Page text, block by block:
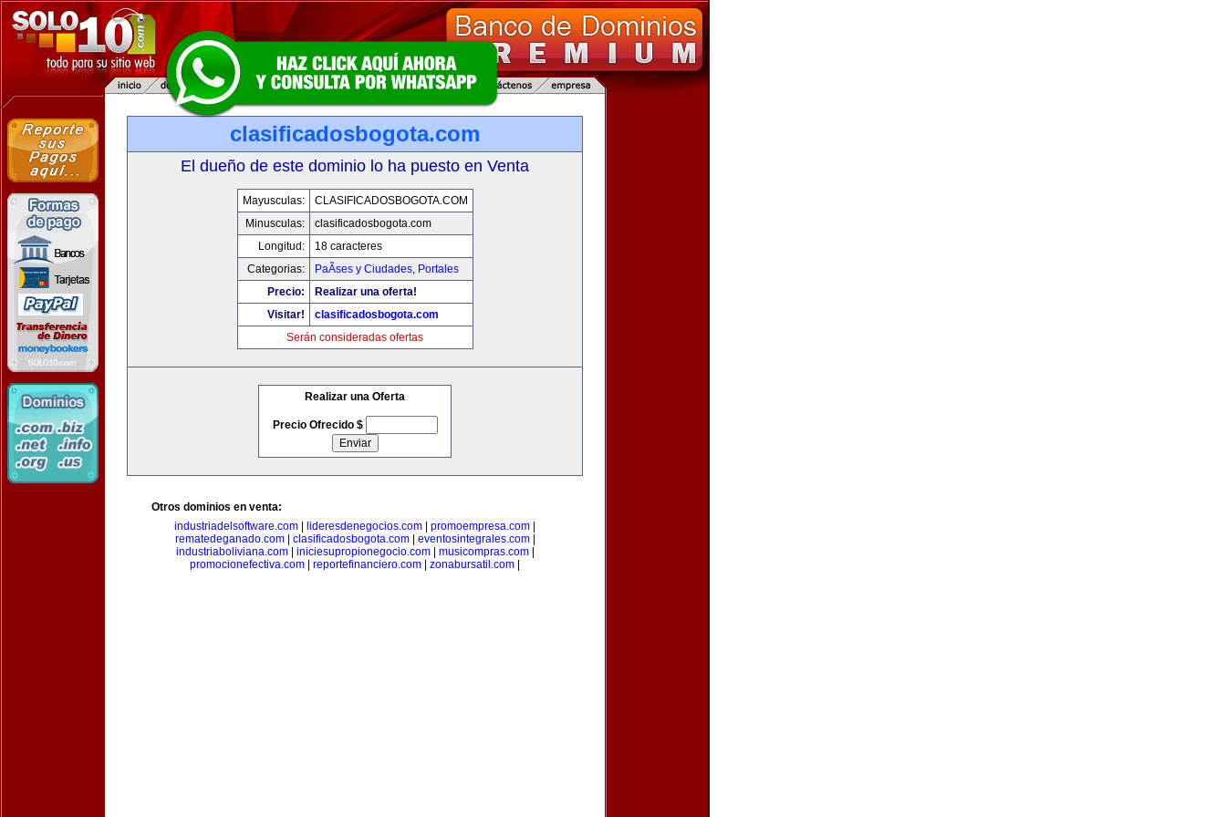
clasificadosbogota.com
El dueño de este dominio lo ha puesto en Venta
Mayusculas:
CLASIFICADOSBOGOTA.COM
Minusculas:
clasificadosbogota.com
Longitud:
18 caracteres
Categorias:
PaÃ­ses y Ciudades, Portales
Precio:
Realizar una oferta!
Visitar!
clasificadosbogota.com
Serán consideradas ofertas
Realizar una Oferta
Precio Ofrecido $
Otros dominios en venta:
industriadelsoftware.com
lideresdenegocios.com promoempresa.com
rematedeganado.com| clasificadosbogota.com| eventosintegrales.com|
industriaboliviana.com| iniciesupropionegocio.com| musicompras.com|
promocionefectiva.com
reportefinanciero.com zonabursatil.com